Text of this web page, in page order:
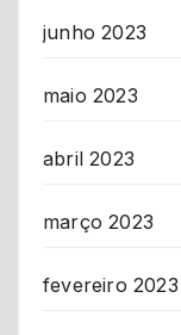
junho 2023
maio 2023
abril 2023
março 2023
fevereiro 2023